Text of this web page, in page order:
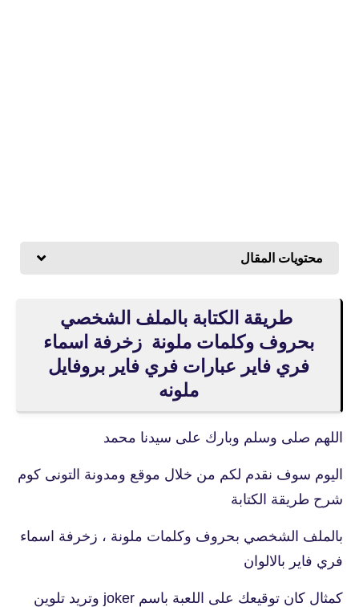
محتويات المقال
طريقة الكتابة بالملف الشخصي
بحروف وكلمات ملونة زخرفة اسماء
فري فاير عبارات فري فاير بروفايل
ملونه
اللهم صلى وسلم وبارك على سيدنا محمد
اليوم سوف نقدم لكم من خلال موقع ومدونة التونى كوم
شرح طريقة الكتابة
بالملف الشخصي بحروف وكلمات ملونة ، زخرفة اسماء
فري فاير بالالوان
كمثال كان توقيعك على اللعبة باسم joker وتريد تلوين